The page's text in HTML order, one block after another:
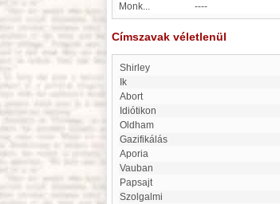
Monk...
----
Címszavak véletlenül
Shirley
Ik
abort
Idiótikon
Oldham
gazifikálás
Aporia
Vauban
Papsajt
Szolgalmi